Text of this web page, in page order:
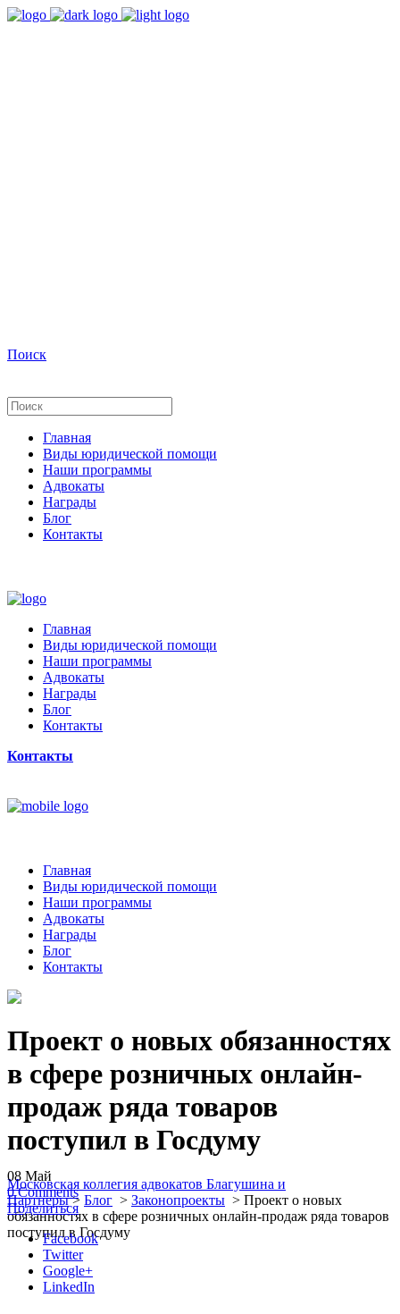
Поиск
Главная
Виды юридической помощи
Наши программы
Адвокаты
Награды
Блог
Контакты
Главная
Виды юридической помощи
Наши программы
Адвокаты
Награды
Блог
Контакты
Контакты
Главная
Виды юридической помощи
Наши программы
Адвокаты
Награды
Блог
Контакты
Проект о новых обязанностях
в сфере розничных онлайн-
продаж ряда товаров
поступил в Госдуму
Московская коллегия адвокатов Благушина и
Партнеры> Блог > Законопроекты > Проект о новых
обязанностях в сфере розничных онлайн-продаж ряда товаров
поступил в Госдуму
08 Май
0 Comments
Поделиться
Facebook
Twitter
Google+
LinkedIn